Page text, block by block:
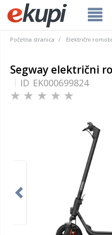
Početna stranica Električni
Segway električni
ID EK000699824